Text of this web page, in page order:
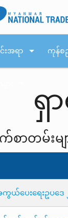
းအရာ arrow_drop_down ကုန်စ
ရှ
စာတမ်းမျ
ပေးရေးဥပဒေ